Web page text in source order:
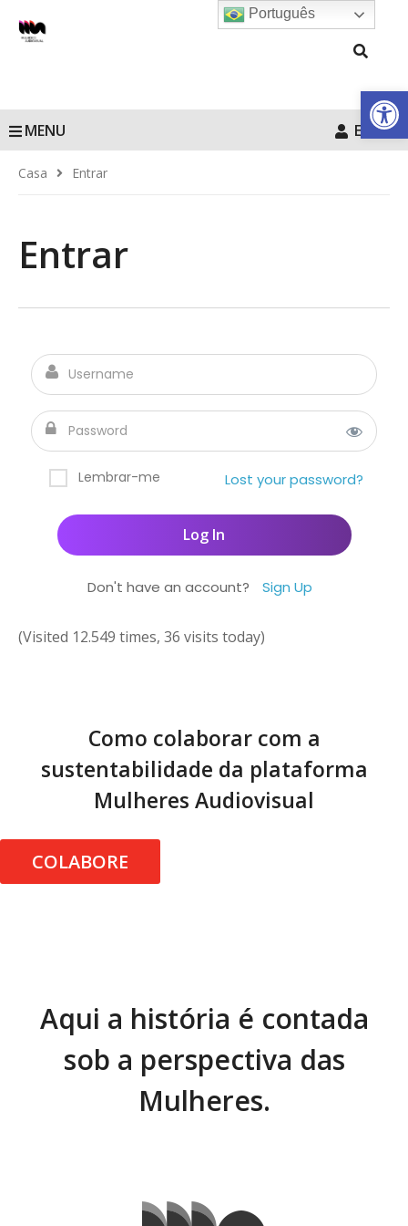
Barra de
MENU Entrar
Casa Entrar
Entrar
Lembrar-me Lost your password?
Don't have an account? Sign Up
(Visited 12.549 times, 36 visits today)
Como colaborar com a
sustentabilidade da plataforma
Mulheres Audiovisual
COLABORE
Aqui a história é contada
sob a perspectiva das
Mulheres.
Português